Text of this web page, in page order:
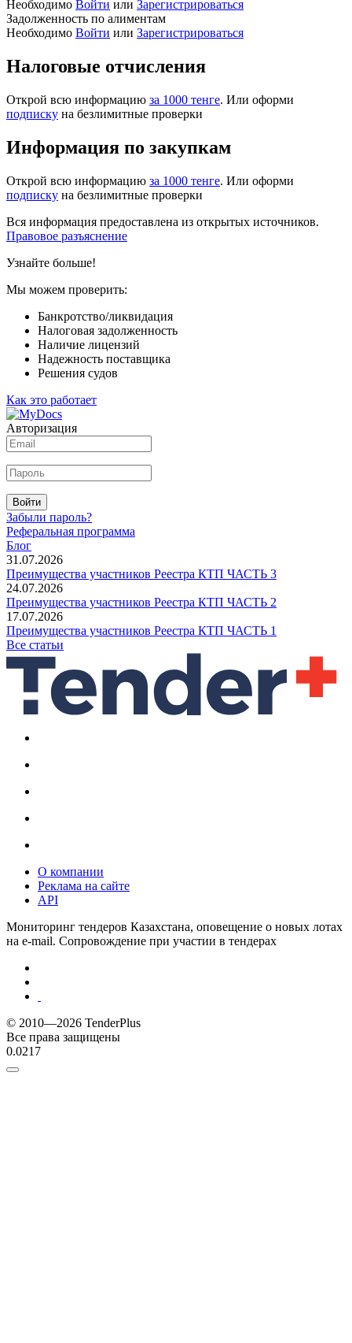
Необходимо Войти или Зарегистрироваться
Задолженность по алиментам
Необходимо Войти или Зарегистрироваться
Налоговые отчисления
Открой всю информацию за 1000 тенге. Или оформи
подписку на безлимитные проверки
Информация по закупкам
Открой всю информацию за 1000 тенге. Или оформи
подписку на безлимитные проверки
Вся информация предоставлена из открытых источников.
Правовое разъяснение
Узнайте больше!
Мы можем проверить:
Банкротство/ликвидация
Налоговая задолженность
Наличие лицензий
Надежность поставщика
Решения судов
Как это работает
Авторизация
Войти
Забыли пароль?
Реферальная программа
Блог
31.07.2026
Преимущества участников Реестра КТП ЧАСТЬ 3
24.07.2026
Преимущества участников Реестра КТП ЧАСТЬ 2
17.07.2026
Преимущества участников Реестра КТП ЧАСТЬ 1
Все статьи
О компании
Реклама на сайте
API
Мониторинг тендеров Казахстана, оповещение о новых лотах
на e-mail. Сопровождение при участии в тендерах
© 2010—2026 TenderPlus
Все права защищены
0.0217